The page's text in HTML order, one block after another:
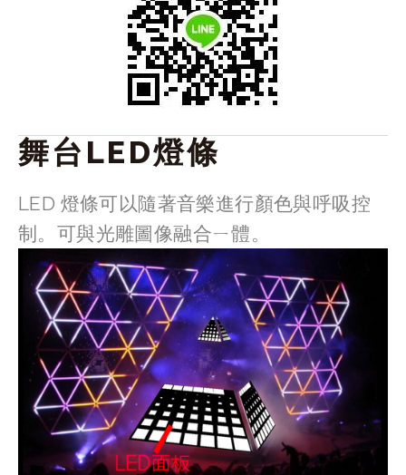
舞台LED燈條
LED 燈條可以隨著音樂進行顏色與呼吸控
制。可與光雕圖像融合ㄧ體。